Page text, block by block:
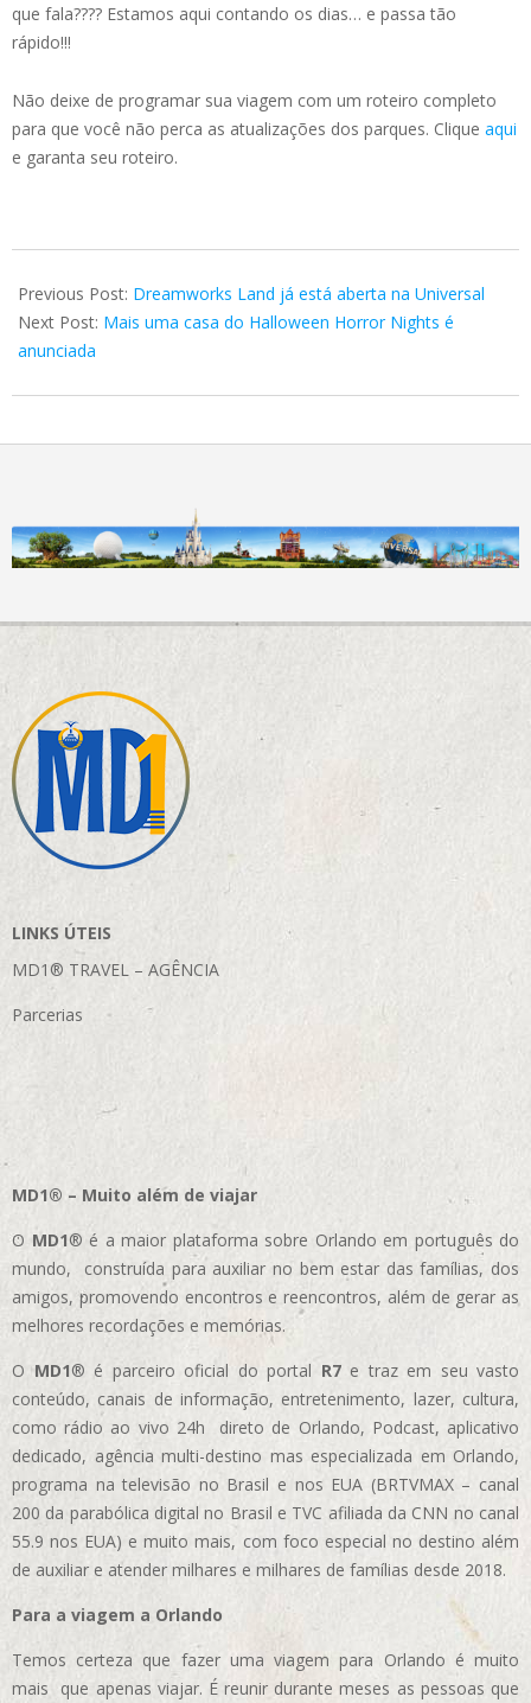
que fala???? Estamos aqui contando os dias… e passa tão
rápido!!!
Não deixe de programar sua viagem com um roteiro completo
para que você não perca as atualizações dos parques. Clique aqui
e garanta seu roteiro.
06-
15
Previous Post: Dreamworks Land já está aberta na Universal
Next Post: Mais uma casa do Halloween Horror Nights é
anunciada
LINKS ÚTEIS
MD1® TRAVEL – AGÊNCIA
Parcerias
MD1® – Muito além de viajar
O MD1® é a maior plataforma sobre Orlando em português do
mundo, construída para auxiliar no bem estar das famílias, dos
amigos, promovendo encontros e reencontros, além de gerar as
melhores recordações e memórias.
OMD1® é parceiro oficial do portal R7e traz em seu vasto
conteúdo, canais de informação, entretenimento, lazer, cultura,
como rádio ao vivo 24h direto de Orlando, Podcast, aplicativo
dedicado, agência multi-destino mas especializada em Orlando,
programa na televisão no Brasil e nos EUA (BRTVMAX – canal
200 da parabólica digital no Brasil e TVC afiliada da CNN no canal
55.9 nos EUA) e muito mais, com foco especial no destino além
de auxiliar e atender milhares e milhares de famílias desde 2018.
Para a viagem a Orlando
Temos certeza que fazer uma viagem para Orlando é muito
mais que apenas viajar. É reunir durante meses as pessoas que